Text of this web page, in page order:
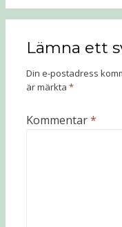
Lämna ett
Din e-postadress
är märkta *
Kommentar*